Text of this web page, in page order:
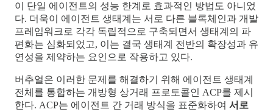
이 단일 에이전트의 성능 한계로 효과적인 방법도 아니었
다. 더욱이 에이전트 생태계는 서로 다른 블록체인과 개발
프레임워크로 각각 독립적으로 구축되면서 생태계의 파
편화는 심화되었고, 이는 결국 생태계 전반의 확장성과 유
연성을 제약하는 요인으로 작용하고 있다.
버추얼은 이러한 문제를 해결하기 위해 에이전트 생태계
전체를 통합하는 개방형 상거래 프로토콜인 ACP를 제시
한다. ACP는 에이전트 간 거래 방식을 표준화하여 서로